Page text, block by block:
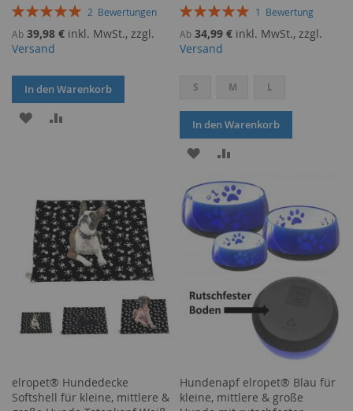
Bewertung:
2 Bewertungen
Ab 39,98 € inkl. MwSt., zzgl.
Versand
In den Warenkorb
ZUR
Bewertung:
1 Bewertung
Ab 34,99 € inkl. MwSt., zzgl.
Versand
S M L
In den Warenkorb
ZUR
WUNSCHLISTE
HINZUFÜGEN
VERGLEICHSLISTE
HINZUFÜGEN
elropet® Hundedecke
Softshell für kleine, mittlere &
Hundenapf elropet® Blau für
kleine, mittlere & große